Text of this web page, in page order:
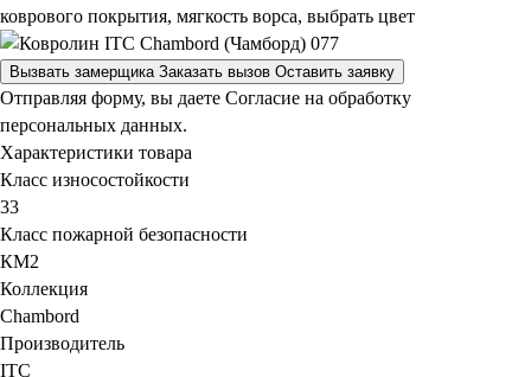
коврового покрытия, мягкость ворса, выбрать цвет
Вызвать замерщика Заказать вызов Оставить заявку
Отправляя форму, вы даете Согласие на обработку
персональных данных.
Характеристики товара
Класс износостойкости
33
Класс пожарной безопасности
КМ2
Коллекция
Chambord
Производитель
ITC